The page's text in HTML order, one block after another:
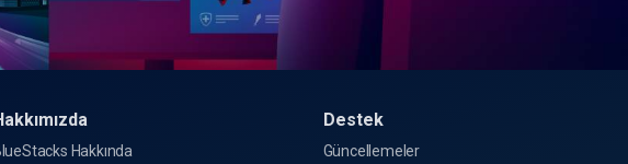
Hakkında
Destek
Güncellemeler